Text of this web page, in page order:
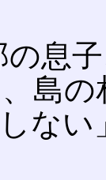
息
島
な